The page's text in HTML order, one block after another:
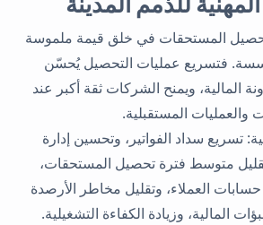
المستحقات في خلق قيمة ملموسة
فتسريع عمليات التحصيل يُحسّن
المالية، ويمنح الشركات ثقة أكبر عند
والعمليات المستقبلية.
تسريع سداد الفواتير، وتحسين إدارة
متوسط ​​فترة تحصيل المستحقات،
العملاء، وتقليل مخاطر الأرصدة
المالية، وزيادة الكفاءة التشغيلية.